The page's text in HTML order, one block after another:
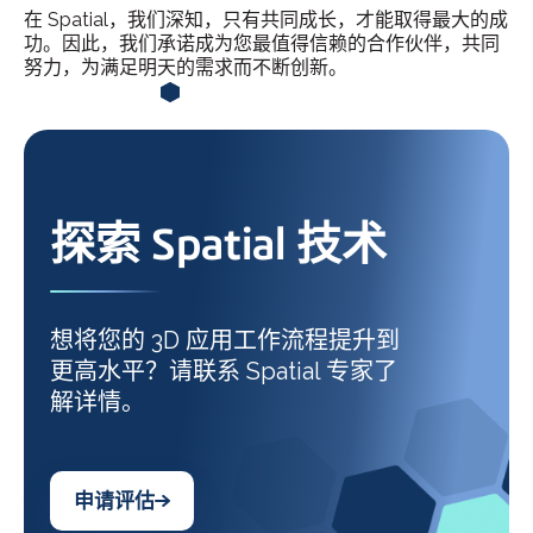
在 Spatial，我们深知，只有共同成长，才能取得最大的成
功。因此，我们承诺成为您最值得信赖的合作伙伴，共同
努力，为满足明天的需求而不断创新。
探索 Spatial 技术
想将您的 3D 应用工作流程提升到
更高水平？请联系 Spatial 专家了
解详情。
申请评估